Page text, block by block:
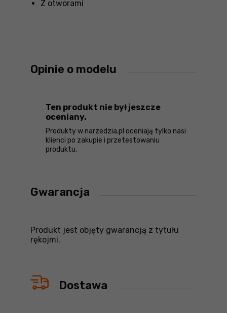
Z otworami
Opinie o modelu
Ten produkt nie był jeszcze
oceniany.
Produkty w narzedzia.pl oceniają tylko nasi
klienci po zakupie i przetestowaniu
produktu.
Gwarancja
Produkt jest objęty gwarancją z tytułu
rękojmi.
Dostawa